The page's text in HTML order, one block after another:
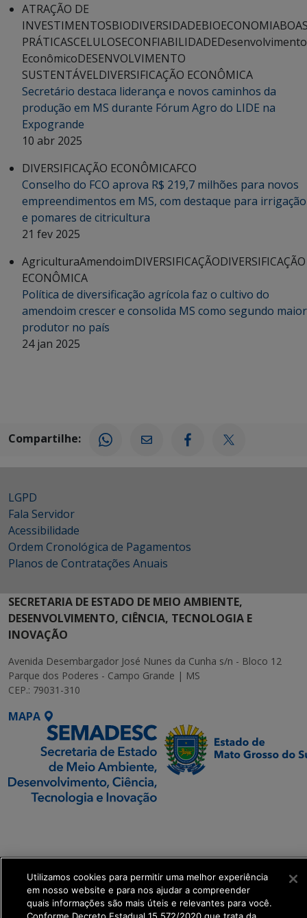
ATRAÇÃO DE
INVESTIMENTOSBIODIVERSIDADEBIOECONOMIA
PRÁTICASCELULOSECONFIABILIDADEDesenvolvimento
EconômicoDESENVOLVIMENTO
SUSTENTÁVELDIVERSIFICAÇÃO ECONÔMICA
Secretário destaca liderança e novos caminhos da
produção em MS durante Fórum Agro do LIDE na
Expogrande
10 abr 2025
DIVERSIFICAÇÃO ECONÔMICAFCO
Conselho do FCO aprova R$ 219,7 milhões para novos
empreendimentos em MS, com destaque para irrigação
e pomares de citricultura
21 fev 2025
AgriculturaAmendoimDIVERSIFICAÇÃODIVERSIFICAÇÃO
ECONÔMICA
Política de diversificação agrícola faz o cultivo do
amendoim crescer e consolida MS como segundo maior
produtor no país
24 jan 2025
Compartilhe:
LGPD
Fala Servidor
Acessibilidade
Ordem Cronológica de Pagamentos
Planos de Contratações Anuais
SECRETARIA DE ESTADO DE MEIO AMBIENTE,
DESENVOLVIMENTO, CIÊNCIA, TECNOLOGIA E
INOVAÇÃO
Avenida Desembargador José Nunes da Cunha s/n - Bloco 12
Parque dos Poderes - Campo Grande | MS
CEP.: 79031-310
MAPA
Transformação Digital
get_footer();
Utilizamos cookies para permitir uma melhor experiência
em nosso website e para nos ajudar a compreender
quais informações são mais úteis e relevantes para você.